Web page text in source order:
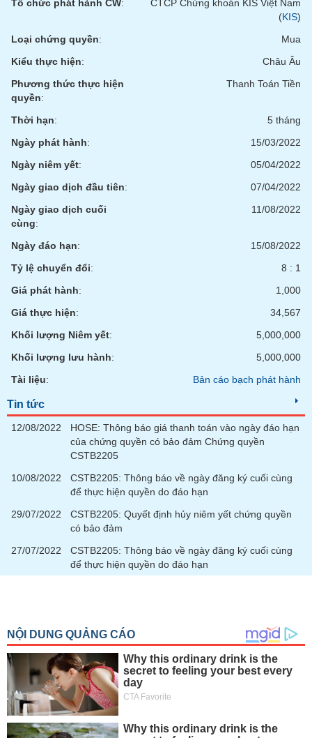
Tổ chức phát hành CW:
CTCP Chứng khoán KIS Việt Nam
(KIS)
Loại chứng quyền:
Mua
Kiểu thực hiện:
Châu Âu
Phương thức thực hiện
quyền:
Thanh Toán Tiền
Thời hạn:
5 tháng
Ngày phát hành:
15/03/2022
Ngày niêm yết:
05/04/2022
Ngày giao dịch đầu tiên:
07/04/2022
Ngày giao dịch cuối
cùng:
11/08/2022
Ngày đáo hạn:
15/08/2022
Tỷ lệ chuyển đổi:
8 : 1
Giá phát hành:
1,000
Giá thực hiện:
34,567
Khối lượng Niêm yết:
5,000,000
Khối lượng lưu hành:
5,000,000
Tài liệu: Bản cáo bạch phát hành
Tin tức
12/08/2022
HOSE: Thông báo giá thanh toán vào ngày đáo hạn
của chứng quyền có bảo đảm Chứng quyền
CSTB2205
10/08/2022
CSTB2205: Thông báo về ngày đăng ký cuối cùng
để thực hiện quyền do đáo hạn
29/07/2022
CSTB2205: Quyết định hủy niêm yết chứng quyền
có bảo đảm
27/07/2022
CSTB2205: Thông báo về ngày đăng ký cuối cùng
để thực hiện quyền do đáo hạn